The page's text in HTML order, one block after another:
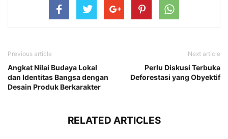
Previous article
Angkat Nilai Budaya Lokal
dan Identitas Bangsa dengan
Desain Produk Berkarakter
Next article
Perlu Diskusi Terbuka
Deforestasi yang Obyektif
RELATED ARTICLES